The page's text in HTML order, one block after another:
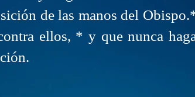
de las manos del
ellos, * y que nunca